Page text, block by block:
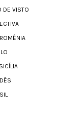
DE VISTO
ROMÊNIA
SICÍLIA